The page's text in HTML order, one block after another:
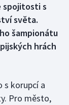
spojitosti s
světa.
šampionátu
hrách
s korupcí a
Pro město,